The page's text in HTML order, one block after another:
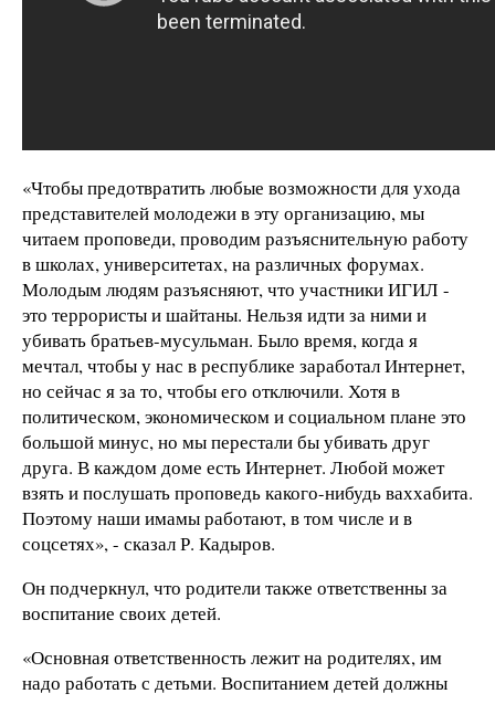
«Чтобы предотвратить любые возможности для ухода
представителей молодежи в эту организацию, мы
читаем проповеди, проводим разъяснительную работу
в школах, университетах, на различных форумах.
Молодым людям разъясняют, что участники ИГИЛ -
это террористы и шайтаны. Нельзя идти за ними и
убивать братьев-мусульман. Было время, когда я
мечтал, чтобы у нас в республике заработал Интернет,
но сейчас я за то, чтобы его отключили. Хотя в
политическом, экономическом и социальном плане это
большой минус, но мы перестали бы убивать друг
друга. В каждом доме есть Интернет. Любой может
взять и послушать проповедь какого-нибудь ваххабита.
Поэтому наши имамы работают, в том числе и в
соцсетях», - сказал Р. Кадыров.
Он подчеркнул, что родители также ответственны за
воспитание своих детей.
«Основная ответственность лежит на родителях, им
надо работать с детьми. Воспитанием детей должны